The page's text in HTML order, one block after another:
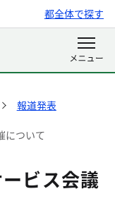
都全体で探す
報道発表
について
ビス会議